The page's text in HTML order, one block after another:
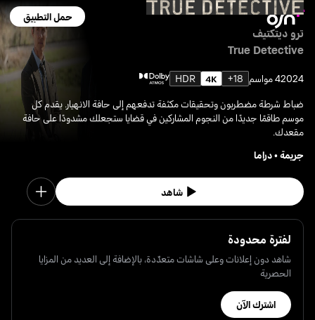
حمل التطبيق
ترو ديتكتيف
True Detective
20244 مواسم 18+
HDR
ضباط شرطة مضطربون وتحقيقات مكثفة تدفعهم إلى حافة الانهيار. يقدم كل
موسم طاقمًا جديدًا من النجوم المشاركين في قضايا ستجعلك مشدودًا على حافة
مقعدك.
جريمة•دراما
شاهد
لفترة محدودة
شاهد دون إعلانات وعلى شاشات متعدّدة، بالإضافة إلى العديد من المزايا
الحصرية
اشترك الآن